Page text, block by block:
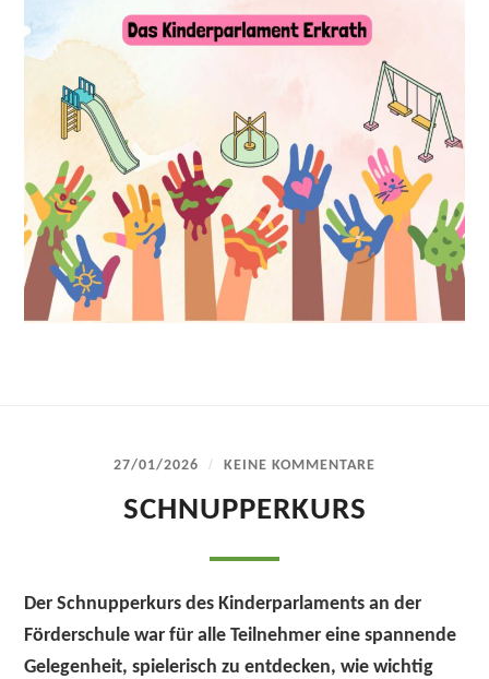
27/01/2026 / KEINE KOMMENTARE
SCHNUPPERKURS
Der Schnupperkurs des Kinderparlaments an der
Förderschule war für alle Teilnehmer eine spannende
Gelegenheit, spielerisch zu entdecken, wie wichtig